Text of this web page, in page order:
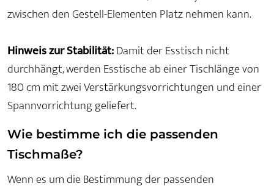
zwischen den Gestell-Elementen Platz nehmen kann.
Hinweis zur Stabilität:Damit der Esstisch nicht
durchhängt, werden Esstische ab einer Tischlänge von
180 cm mit zwei Verstärkungsvorrichtungen und einer
Spannvorrichtung geliefert.
Wie bestimme ich die passenden
Tischmaße?
Wenn es um die Bestimmung der passenden